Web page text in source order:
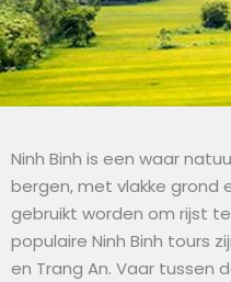
Ninh Binh is een waar
bergen, met vlakke grond
gebruikt worden om rijst
populaire Ninh Binh tours
en Trang An. Vaar tussen